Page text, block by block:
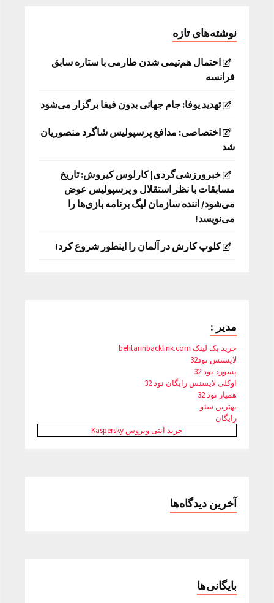
نوشته‌های تازه
احتمال هم‌تیمی شدن طارمی با ستاره سابق
فرانسه
تهدید یوفا: جام جهانی بدون فیفا برگزار می‌شود
اختصاصی: مدافع پرسپولیس شاگرد منصوریان
شد
خبرورزشی‌گردی| کارلوس کیروش: تاریخ
مسابقات با نظر استقلال و پرسپولیس عوض
می‌شود/ اننده سازمان لیگ برنامه بازی‌ها را
می‌نویسد!
کلوپ کارش در آلمان را اینطور شروع کرد!
مدیر :
خرید بک لینک behtarinbacklink.com
لایسنس نود32
پسورد نود 32
اوکلی لایسنس رایگان نود 32
همیار نود 32
بهترین سئو
رایگان
خرید آنتی ویروس Kaspersky
آخرین دیدگاه‌ها
بایگانی‌ها